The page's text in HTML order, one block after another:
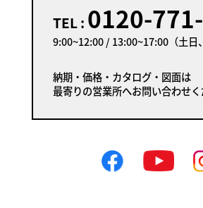
TEL : 0120-
9:00~12:00 / 13:00~17:00（土日
納期・価格・カタログ・図面は
最寄りの営業所へお問い合わせく